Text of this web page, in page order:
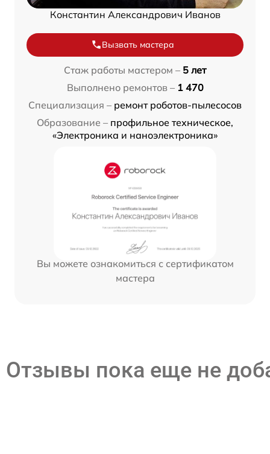
Константин Александрович Иванов
Вызвать мастера
Стаж работы мастером – 5 лет
Выполнено ремонтов – 1 470
Специализация – ремонт роботов-пылесосов
Образование – профильное техническое,
«Электроника и наноэлектроника»
Вы можете ознакомиться с сертификатом
мастера
Отзывы пока еще не